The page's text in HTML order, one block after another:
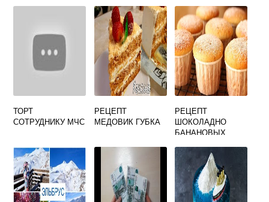
ТОРТ
СОТРУДНИКУ МЧС
РЕЦЕПТ
МЕДОВИК ГУБКА
РЕЦЕПТ
ШОКОЛАДНО
БАНАНОВЫХ